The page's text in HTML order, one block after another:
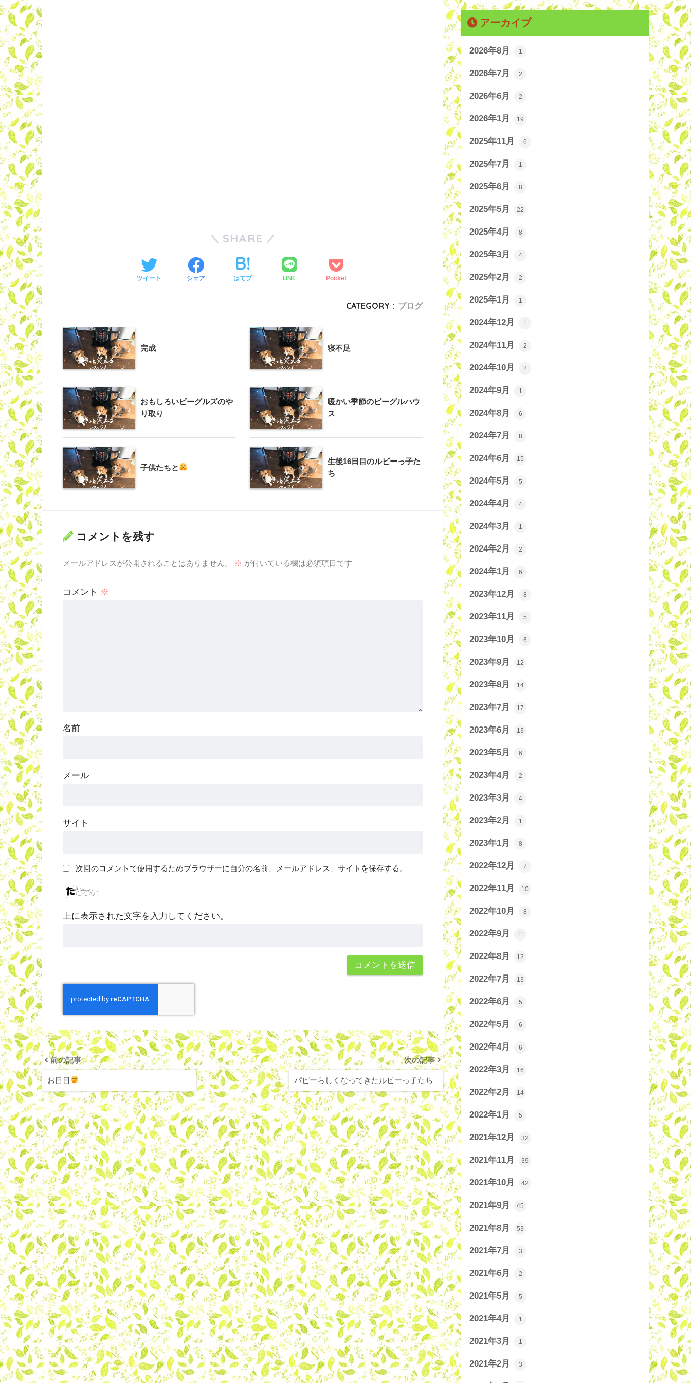
SHARE
ツイート シェア はてブ LINE Pocket
CATEGORY : ブログ
完成 寝不足
おもしろいビーグルズのや
り取り
暖かい季節のビーグルハウ
ス
子供たちと
生後16日目のルビーっ子た
ち
コメントを残す
メールアドレスが公開されることはありません。 ※ が付いている欄は必須項目です
コメント ※
名前
メール
サイト
次回のコメントで使用するためブラウザーに自分の名前、メールアドレス、サイトを保存する。
上に表示された文字を入力してください。
前の記事
お目目
次の記事
パピーらしくなってきたルビーっ子たち
アーカイブ
2026年8月 1
2026年7月 2
2026年6月 2
2026年1月 19
2025年11月 6
2025年7月 1
2025年6月 8
2025年5月 22
2025年4月 8
2025年3月 4
2025年2月 2
2025年1月 1
2024年12月 1
2024年11月 2
2024年10月 2
2024年9月 1
2024年8月 6
2024年7月 8
2024年6月 15
2024年5月 5
2024年4月 4
2024年3月 1
2024年2月 2
2024年1月 6
2023年12月 8
2023年11月 5
2023年10月 6
2023年9月 12
2023年8月 14
2023年7月 17
2023年6月 13
2023年5月 6
2023年4月 2
2023年3月 4
2023年2月 1
2023年1月 8
2022年12月 7
2022年11月 10
2022年10月 8
2022年9月 11
2022年8月 12
2022年7月 13
2022年6月 5
2022年5月 6
2022年4月 6
2022年3月 16
2022年2月 14
2022年1月 5
2021年12月 32
2021年11月 39
2021年10月 42
2021年9月 45
2021年8月 53
2021年7月 3
2021年6月 2
2021年5月 5
2021年4月 1
2021年3月 1
2021年2月 3